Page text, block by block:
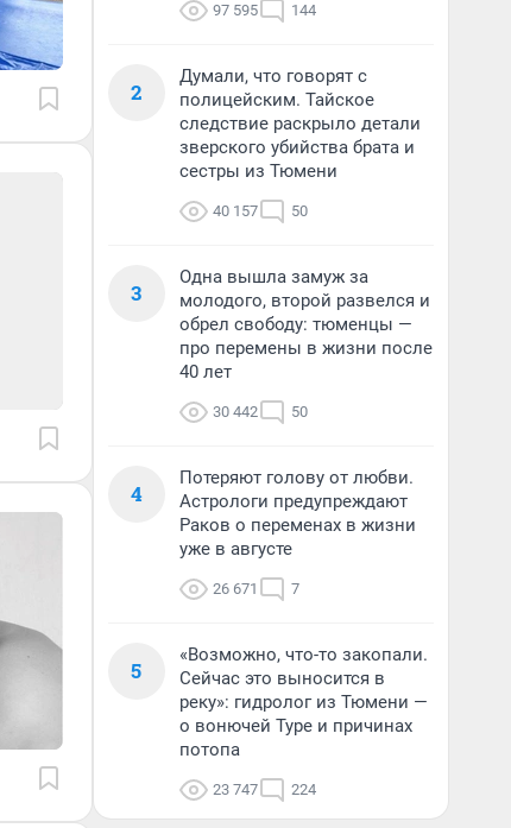
97 595 144
2
Думали, что говорят с
полицейским. Тайское
следствие раскрыло детали
зверского убийства брата и
сестры из Тюмени
40 157 50
3
Одна вышла замуж за
молодого, второй развелся и
обрел свободу: тюменцы —
про перемены в жизни после
40 лет
30 442 50
4
Потеряют голову от любви.
Астрологи предупреждают
Раков о переменах в жизни
уже в августе
26 671 7
5
«Возможно, что-то закопали.
Сейчас это выносится в
реку»: гидролог из Тюмени —
о вонючей Туре и причинах
потопа
23 747 224